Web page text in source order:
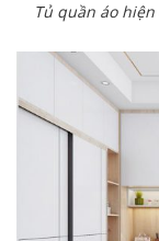
Tủ quần áo